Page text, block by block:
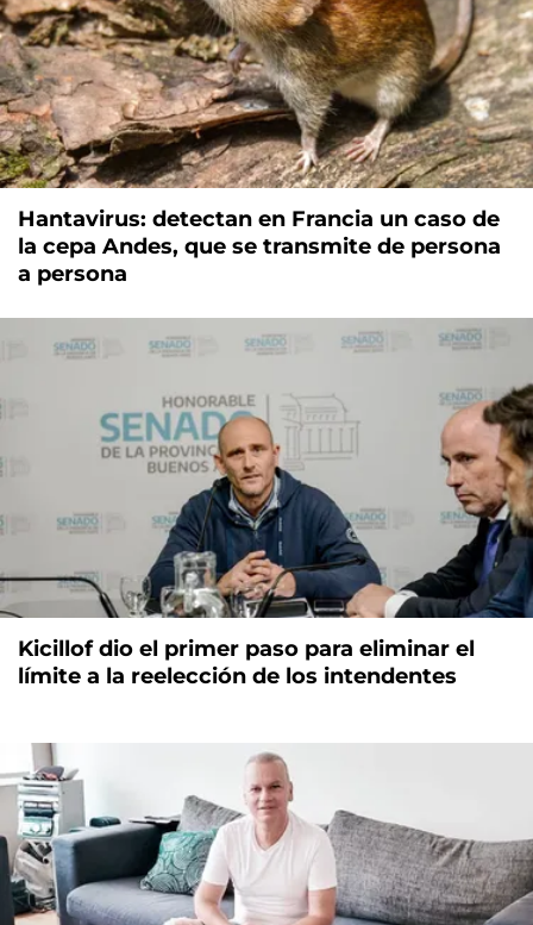
Hantavirus: detectan en Francia un caso de
la cepa Andes, que se transmite de persona
a persona
Kicillof dio el primer paso para eliminar el
límite a la reelección de los intendentes